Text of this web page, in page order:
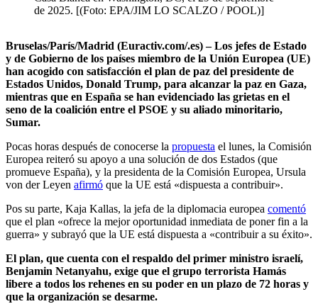
de 2025. [(Foto: EPA/JIM LO SCALZO / POOL)]
Bruselas/París/Madrid (Euractiv.com/.es) – Los jefes de Estado
y de Gobierno de los países miembro de la Unión Europea (UE)
han acogido con satisfacción el plan de paz del presidente de
Estados Unidos, Donald Trump, para alcanzar la paz en Gaza,
mientras que en España se han evidenciado las grietas en el
seno de la coalición entre el PSOE y su aliado minoritario,
Sumar.
Pocas horas después de conocerse la propuesta el lunes, la Comisión
Europea reiteró su apoyo a una solución de dos Estados (que
promueve España), y la presidenta de la Comisión Europea, Ursula
von der Leyen afirmó que la UE está «dispuesta a contribuir».
Pos su parte, Kaja Kallas, la jefa de la diplomacia europea comentó
que el plan «ofrece la mejor oportunidad inmediata de poner fin a la
guerra» y subrayó que la UE está dispuesta a «contribuir a su éxito».
El plan, que cuenta con el respaldo del primer ministro israelí,
Benjamin Netanyahu, exige que el grupo terrorista Hamás
libere a todos los rehenes en su poder en un plazo de 72 horas y
que la organización se desarme.